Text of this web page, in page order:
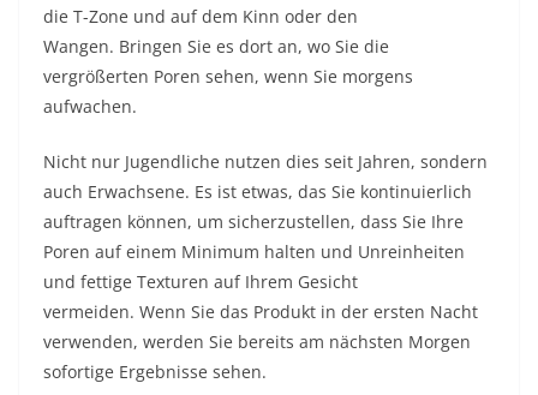
die T-Zone und auf dem Kinn oder den
Wangen. Bringen Sie es dort an, wo Sie die
vergrößerten Poren sehen, wenn Sie morgens
aufwachen.
Nicht nur Jugendliche nutzen dies seit Jahren, sondern
auch Erwachsene. Es ist etwas, das Sie kontinuierlich
auftragen können, um sicherzustellen, dass Sie Ihre
Poren auf einem Minimum halten und Unreinheiten
und fettige Texturen auf Ihrem Gesicht
vermeiden. Wenn Sie das Produkt in der ersten Nacht
verwenden, werden Sie bereits am nächsten Morgen
sofortige Ergebnisse sehen.